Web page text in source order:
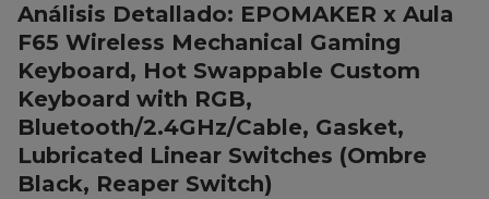
Análisis Detallado: EPOMAKER x Aula
F65 Wireless Mechanical Gaming
Keyboard, Hot Swappable Custom
Keyboard with RGB,
Bluetooth/2.4GHz/Cable, Gasket,
Lubricated Linear Switches (Ombre
Black, Reaper Switch)